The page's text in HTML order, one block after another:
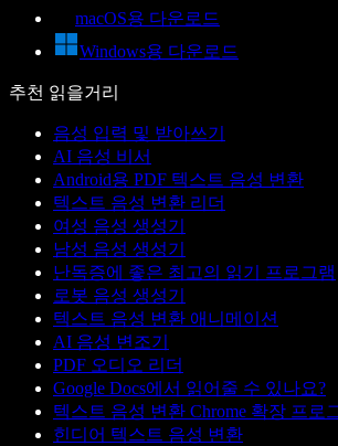
macOS용 다운로드
Windows용 다운로드
추천 읽을거리
음성 입력 및 받아쓰기
AI 음성 비서
Android용 PDF 텍스트 음성 변환
텍스트 음성 변환 리더
여성 음성 생성기
남성 음성 생성기
난독증에 좋은 최고의 읽기 프로그램
로봇 음성 생성기
텍스트 음성 변환 애니메이션
AI 음성 변조기
PDF 오디오 리더
Google Docs에서 읽어줄 수 있나요?
텍스트 음성 변환 Chrome 확장 프로
힌디어 텍스트 음성 변환